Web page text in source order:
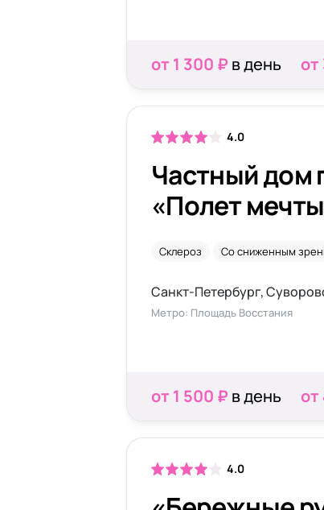
от 1 300 ₽ в день от
4.0
Частный дом
«Полет
Склероз Со сниженным
Санкт-Петербург,
Метро: Площадь Восстания
от 1 500 ₽ в день от
4.0